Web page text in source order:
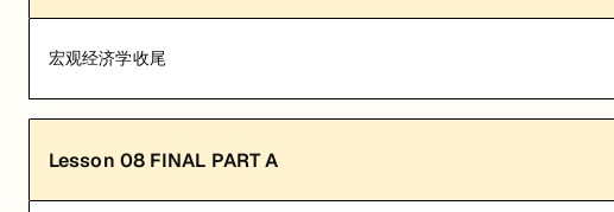
宏观经济学收尾
Lesson 08 FINAL PART A